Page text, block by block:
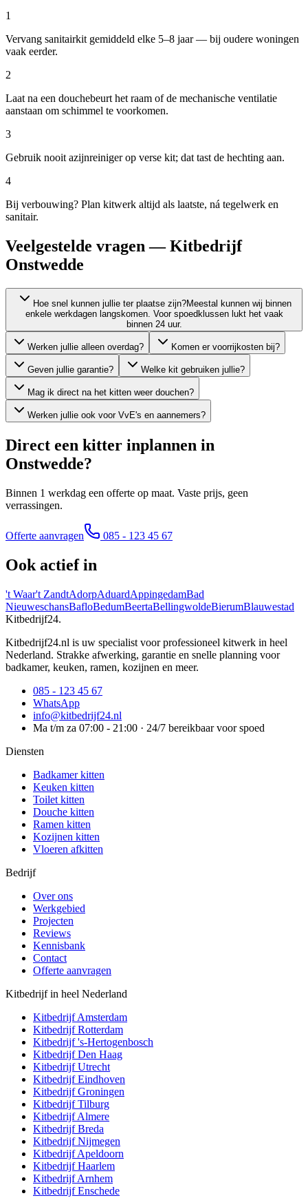
1
Vervang sanitairkit gemiddeld elke 5–8 jaar — bij oudere woningen
vaak eerder.
2
Laat na een douchebeurt het raam of de mechanische ventilatie
aanstaan om schimmel te voorkomen.
3
Gebruik nooit azijnreiniger op verse kit; dat tast de hechting aan.
4
Bij verbouwing? Plan kitwerk altijd als laatste, ná tegelwerk en
sanitair.
Veelgestelde vragen — Kitbedrijf
Onstwedde
Hoe snel kunnen jullie ter plaatse zijn?Meestal kunnen wij binnen
enkele werkdagen langskomen. Voor spoedklussen lukt het vaak
binnen 24 uur.
Werken jullie alleen overdag? Komen er voorrijkosten bij?
Geven jullie garantie? Welke kit gebruiken jullie?
Mag ik direct na het kitten weer douchen?
Werken jullie ook voor VvE's en aannemers?
Direct een kitter inplannen in
Onstwedde?
Binnen 1 werkdag een offerte op maat. Vaste prijs, geen
verrassingen.
Offerte aanvragen 085 - 123 45 67
Ook actief in
't Waar't ZandtAdorpAduardAppingedamBad
NieuweschansBafloBedumBeertaBellingwoldeBierumBlauwestad
Kitbedrijf24.
Kitbedrijf24.nl is uw specialist voor professioneel kitwerk in heel
Nederland. Strakke afwerking, garantie en snelle planning voor
badkamer, keuken, ramen, kozijnen en meer.
085 - 123 45 67
WhatsApp
info@kitbedrijf24.nl
Ma t/m za 07:00 - 21:00 · 24/7 bereikbaar voor spoed
Diensten
Badkamer kitten
Keuken kitten
Toilet kitten
Douche kitten
Ramen kitten
Kozijnen kitten
Vloeren afkitten
Bedrijf
Over ons
Werkgebied
Projecten
Reviews
Kennisbank
Contact
Offerte aanvragen
Kitbedrijf in heel Nederland
KitbedrijfAmsterdam
KitbedrijfRotterdam
Kitbedrijf's-Hertogenbosch
KitbedrijfDen Haag
KitbedrijfUtrecht
KitbedrijfEindhoven
KitbedrijfGroningen
KitbedrijfTilburg
KitbedrijfAlmere
KitbedrijfBreda
KitbedrijfNijmegen
KitbedrijfApeldoorn
KitbedrijfHaarlem
KitbedrijfArnhem
KitbedrijfEnschede